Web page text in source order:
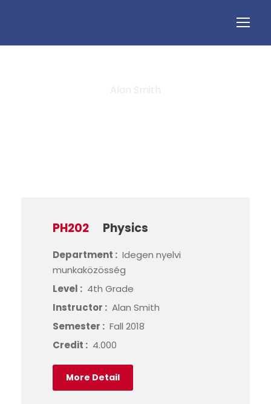
PH202 Physics
Department : Idegen nyelvi
munkaközösség
Level : 4th Grade
Instructor : Alan Smith
Semester : Fall 2018
Credit : 4.000
More Detail